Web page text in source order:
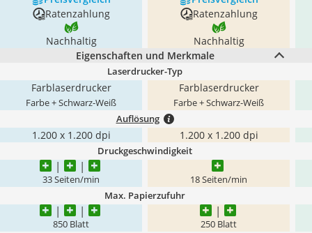
Ratenzahlung
Ratenzahlung
Nachhaltig
Nachhaltig
Eigenschaften und Merkmale
Laserdrucker-Typ
Farblaserdrucker
Farbe + Schwarz-Weiß
Farblaserdrucker
Farbe + Schwarz-Weiß
Auflösung
1.200 x 1.200 dpi 1.200 x 1.200 dpi
Druckgeschwindigkeit
33 Seiten/min 18 Seiten/min
Max. Papierzufuhr
850 Blatt 250 Blatt